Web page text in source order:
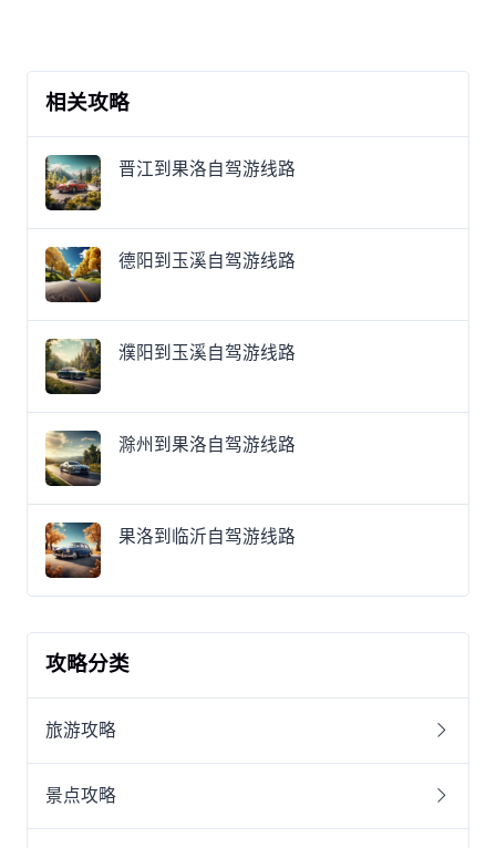
相关攻略
晋江到果洛自驾游线路
德阳到玉溪自驾游线路
濮阳到玉溪自驾游线路
滁州到果洛自驾游线路
果洛到临沂自驾游线路
攻略分类
旅游攻略
景点攻略